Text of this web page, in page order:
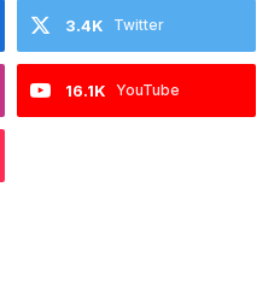
Twitter
3.4K
YouTube
16.1K